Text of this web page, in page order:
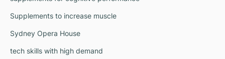
Supplements to increase muscle
Sydney Opera House
tech skills with high demand